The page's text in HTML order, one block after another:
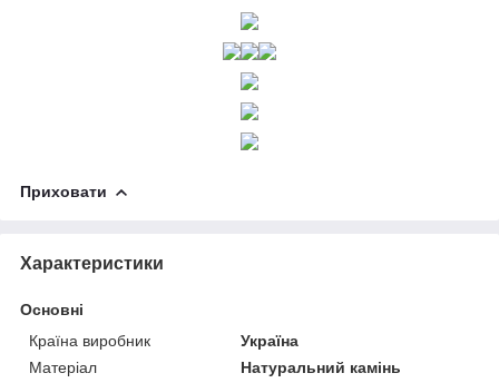
Приховати
Характеристики
Основні
Країна виробник
Україна
Матеріал
Натуральний камінь